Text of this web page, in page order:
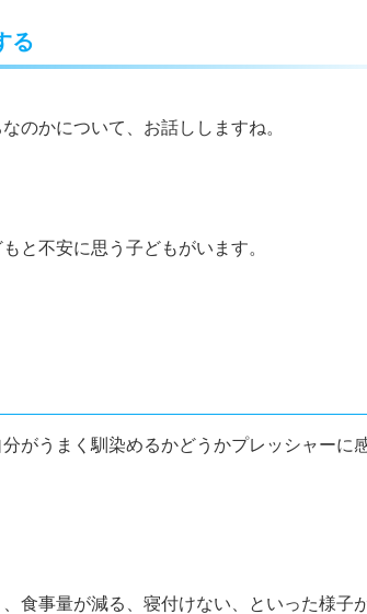
る
のかについて、お話ししますね。
と不安に思う子どもがいます。
がうまく馴染めるかどうかプレッシャーに
食事量が減る、寝付けない、といった様子